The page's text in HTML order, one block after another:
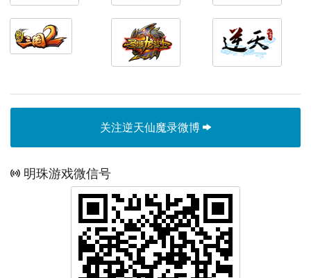
关注逆天仙魔录微博
明珠游戏微信号